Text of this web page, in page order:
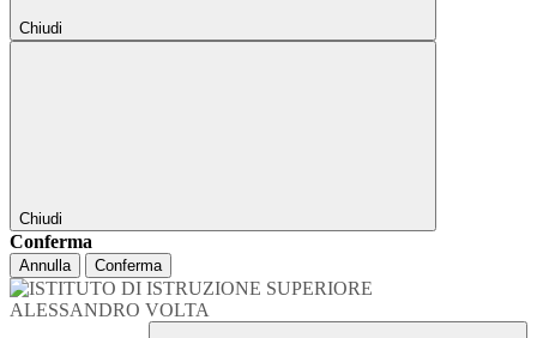
Chiudi
Chiudi
Conferma
Annulla Conferma